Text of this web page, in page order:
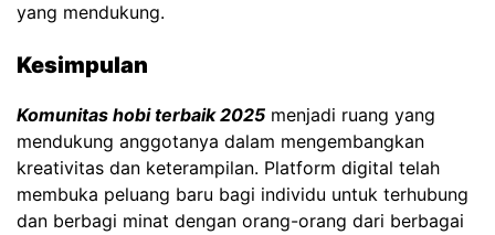
yang mendukung.
Kesimpulan
Komunitas hobi terbaik 2025 menjadi ruang yang
mendukung anggotanya dalam mengembangkan
kreativitas dan keterampilan. Platform digital telah
membuka peluang baru bagi individu untuk terhubung
dan berbagi minat dengan orang-orang dari berbagai